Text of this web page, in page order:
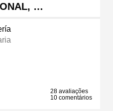
…
28 avaliações
10 comentários